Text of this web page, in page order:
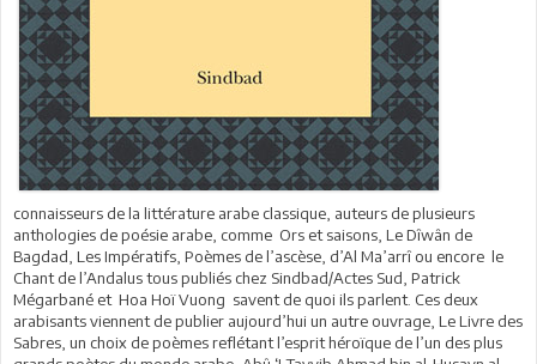
connaisseurs de la littérature arabe classique, auteurs de plusieurs
anthologies de poésie arabe, comme Ors et saisons, Le Dîwân de
Bagdad, Les Impératifs, Poèmes de l’ascèse, d’Al Ma’arrî ou encore le
Chant de l’Andalus tous publiés chez Sindbad/Actes Sud, Patrick
Mégarbané et Hoa Hoï Vuong savent de quoi ils parlent. Ces deux
arabisants viennent de publier aujourd’hui un autre ouvrage, Le Livre des
Sabres, un choix de poèmes reflétant l’esprit héroïque de l’un des plus